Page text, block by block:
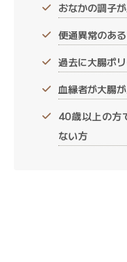
おなかの調子
便通異常のあ
過去に大腸ポ
血縁者が大腸
40歳以上の方
ない方